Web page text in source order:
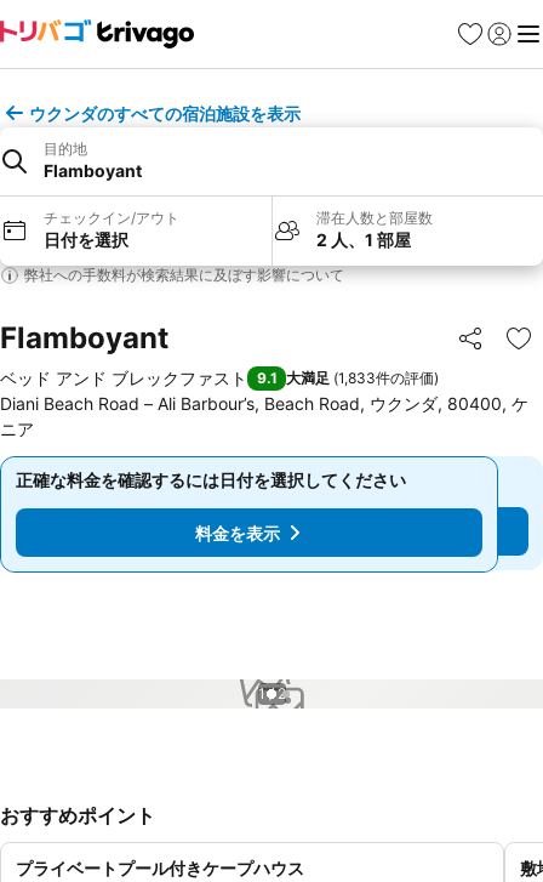
お気に入り
ログイ
メ
ウクンダのすべての宿泊施設を表示
目的地
Flamboyant
チェックイン/アウト
日付を選択
滞在人数と部屋数
2 人、1 部屋
弊社への手数料が検索結果に及ぼす影響について
Flamboyant シェア お
ベッド アンド ブレックファスト 9.1 大満足 (1,833件の評価)
Diani Beach Road – Ali Barbour’s, Beach Road, ウクンダ, 80400, ケ
ニア
正確な料金を確認するには日付を選択してください
料金を表示
正確な料金を確認するには日付を選択してください
料金を表示
1 / 2
おすすめポイント
プライベートプール付きケープハウス
敷